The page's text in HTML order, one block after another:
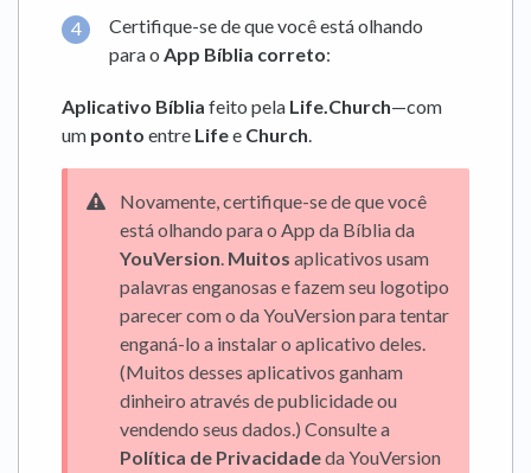
Certifique-se de que você está olhando
para o App Bíblia correto:
Aplicativo Bíblia feito pela Life.Church—com
um ponto entre Lifee Church.
Novamente, certifique-se de que você
está olhando para o App da Bíblia da
YouVersion. Muitos aplicativos usam
palavras enganosas e fazem seu logotipo
parecer com o da YouVersion para tentar
enganá-lo a instalar o aplicativo deles.
(Muitos desses aplicativos ganham
dinheiro através de publicidade ou
vendendo seus dados.) Consulte a
Política de Privacidadeda YouVersion